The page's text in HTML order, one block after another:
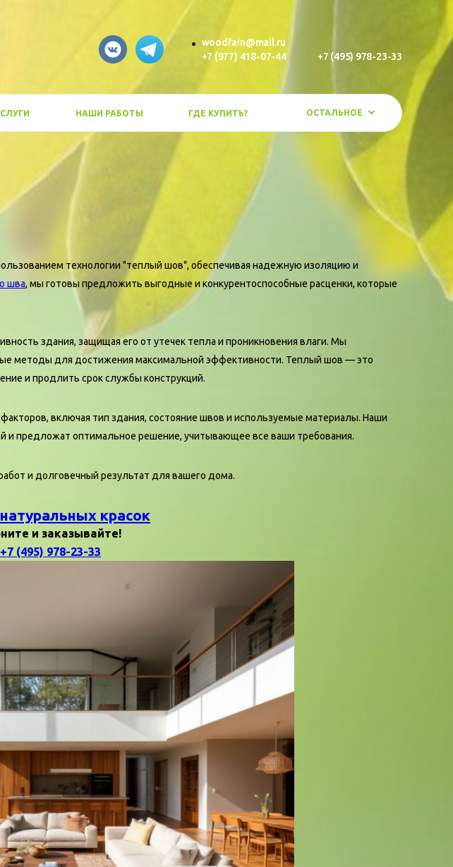
woodfain@mail.ru
+7 (977) 418-07-44
+7 (495) 978-23-33
НАШИ РАБОТЫ ГДЕ КУПИТЬ? ОСТАЛЬНОЕ
технологии "теплый шов", обеспечивая надежную изоляцию и
шва, мы готовы предложить выгодные и конкурентоспособные расценки, которые
здания, защищая его от утечек тепла и проникновения влаги. Мы
методы для достижения максимальной эффективности. Теплый шов — это
и продлить срок службы конструкций.
включая тип здания, состояние швов и используемые материалы. Наши
и предложат оптимальное решение, учитывающее все ваши требования.
и долговечный результат для вашего дома.
красок
и заказывайте!
+7 (495) 978-23-33